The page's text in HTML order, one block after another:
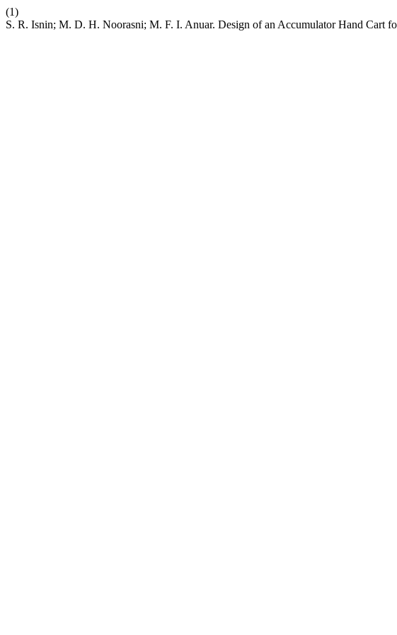
(1)
S. R. Isnin; M. D. H. Noorasni; M. F. I. Anuar. Design of an Accumulator Hand Cart